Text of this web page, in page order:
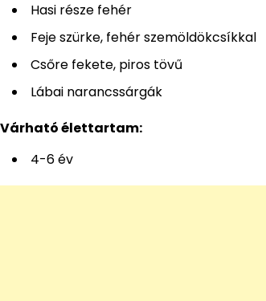
Hasi része fehér
Feje szürke, fehér szemöldökcsíkkal
Csőre fekete, piros tövű
Lábai narancssárgák
Várható élettartam:
4-6 év